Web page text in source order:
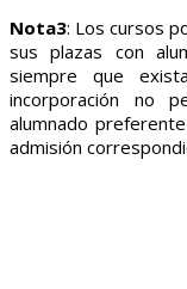
Nota3: Los cursos
sus plazas con
siempre que
incorporación no
alumnado
admisión